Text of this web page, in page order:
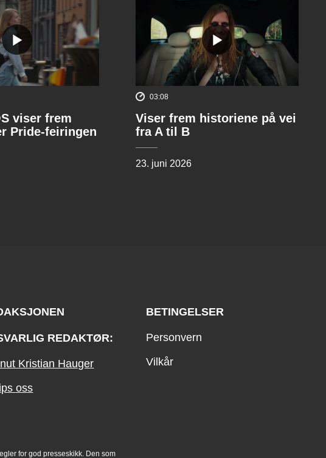
viser frem
Pride-feiringen
03:08
Viser frem historiene på vei
fra A til B
23. juni 2026
REDAKTØR:
Kristian Hauger
oss
BETINGELSER
Personvern
Vilkår
for god presseskikk. Den som